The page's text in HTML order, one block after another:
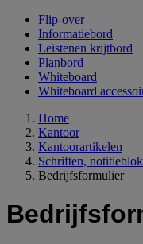
Flip-over
Informatiebord
Leistenen krijtbord
Planbord
Whiteboard
Whiteboard
Home
Kantoor
Kantoorartikelen
Schriften,
Bedrijfsformulier